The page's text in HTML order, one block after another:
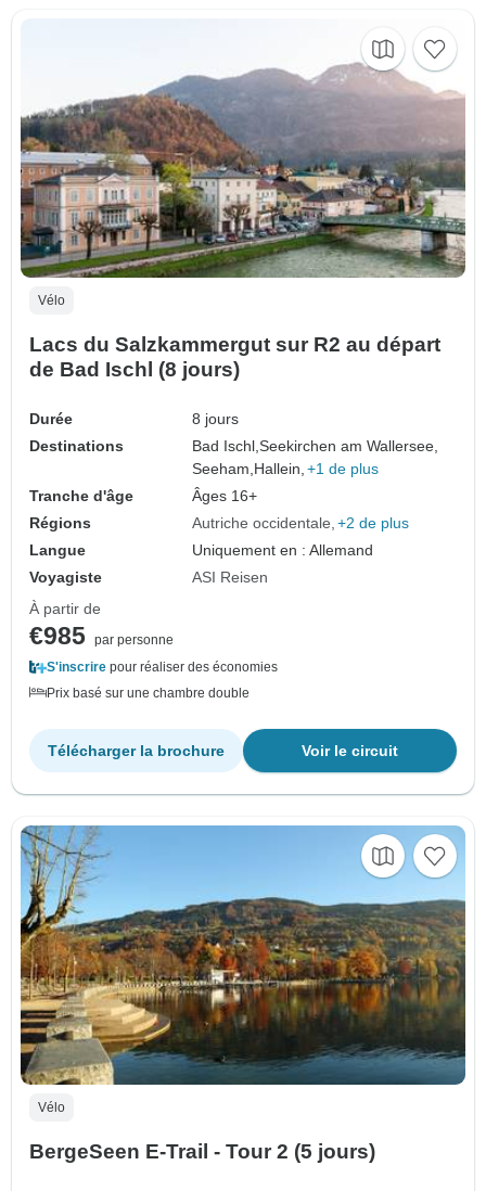
Vélo
Lacs du Salzkammergut sur R2 au départ
de Bad Ischl (8 jours)
Durée
8 jours
Destinations
Bad Ischl,Seekirchen am Wallersee,
Seeham,Hallein, +1 de plus
Tranche d'âge
Âges 16+
Régions
Autriche occidentale +2 de plus
Langue
Uniquement en : Allemand
Voyagiste
ASI Reisen
À partir de
€985 par personne
S'inscrire pour réaliser des économies
Prix basé sur une chambre double
Voir le circuit
Télécharger la brochure
Vélo
BergeSeen E-Trail - Tour 2 (5 jours)